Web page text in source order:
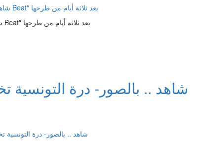
شاهد .. بأرقام خيالية..هذا ما حققته أغنية إليسا "بتمايل على الـ Beat" بعد ثلاثة أيام من طرحها
شاهد .. بالصور- درة التونسية